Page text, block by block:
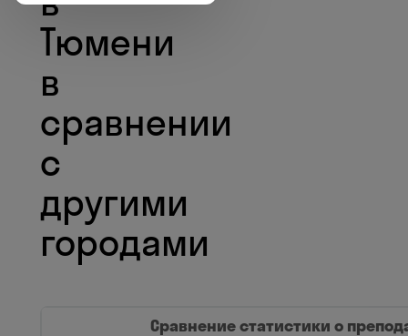
Тюмени
в
сравнении
с
другими
городами
Сравнение статистики о